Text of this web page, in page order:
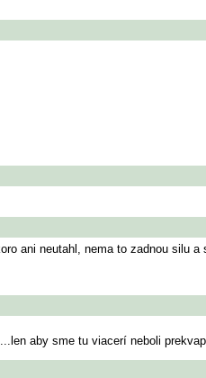
ani neutahl, nema to zadnou silu
aby sme tu viacerí neboli